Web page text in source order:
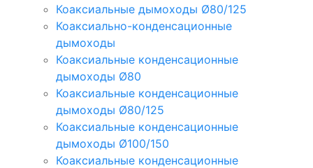
Коаксиальные дымоходы Ø80/125
Коаксиально-конденсационные
дымоходы
Коаксиальные конденсационные
дымоходы Ø80
Коаксиальные конденсационные
дымоходы Ø80/125
Коаксиальные конденсационные
дымоходы Ø100/150
Коаксиальные конденсационные